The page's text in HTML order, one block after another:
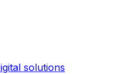
solutions